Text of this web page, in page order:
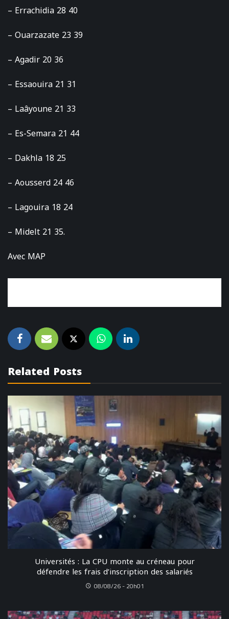
– Errachidia 28 40
– Ouarzazate 23 39
– Agadir 20 36
– Essaouira 21 31
– Laâyoune 21 33
– Es-Semara 21 44
– Dakhla 18 25
– Aousserd 24 46
– Lagouira 18 24
– Midelt 21 35.
Avec MAP
Related Posts
Universités : La CPU monte au créneau pour
défendre les frais d’inscription des salariés
08/08/26 - 20h01